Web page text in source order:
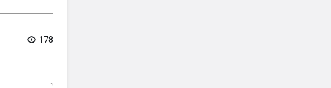
178